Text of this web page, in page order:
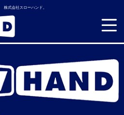
式会社スローハンド。